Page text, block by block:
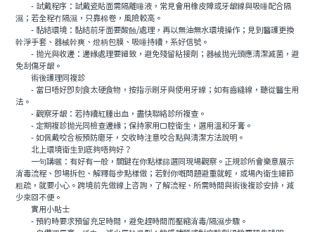
- 試戴程序：試戴瓷貼面需隔離唾液，常見會用橡皮障或牙龈線與吸唾配合隔
濕；若全程冇隔濕，只靠棉卷，風險較高。
- 黏結環境：黏結前牙面要酸蝕/處理，再以無油無水環境操作；見到醫護更換
幹淨手套、器械幹爽、燈柄包膜、吸唾持續，系好信號。
- 抛光與收邊：邊緣處理要細致，避免殘留粘接劑；器械抛光頭應清潔滅菌，避
免刮傷牙龈。
術後護理同複診
- 當日唔好即刻食太硬食物，按指示刷牙與使用牙線；如有齒縫線，聽從醫生用
法。
- 觀察牙龈：若持續紅腫出血，盡快聯絡診所複查。
- 定期複診抛光同檢查邊緣；保持家用口腔衛生，選用溫和牙膏。
- 如佩戴咬合板預防磨牙，交收時注意咬合點與清潔方法說明。
北上環境衛生到底夠唔夠好？
一句講曬：有好有一般，關鍵在你點樣篩選同現場觀察。正規診所會樂意展示
消毒流程、即場拆包、解釋每步點樣做；若對你嘅問題避重就輕，或場內衛生細節
粗疏，就要小心。跨境前先做線上咨詢，了解流程、所需時間與術後複診安排，減
少來回不便。
實用小貼士
- 預約時要求預留充足時間，避免趕時間而壓縮消毒/隔濕步驟。